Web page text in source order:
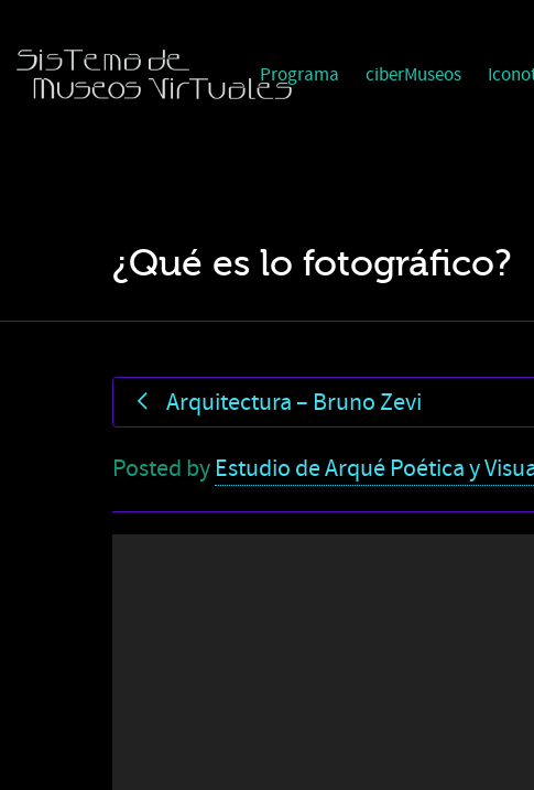
Programa ciberMuseos
¿Qué es lo fotográfico?
Arquitectura – Bruno Zevi
Posted by Estudio de Arqué Poética y